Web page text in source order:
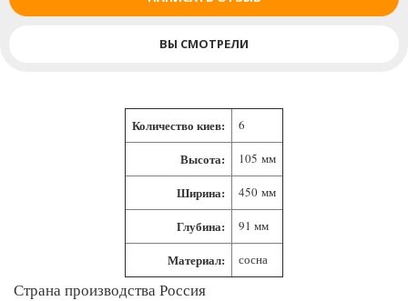
ВЫ СМОТРЕЛИ
Количество киев: 6
Высота: 105 мм
Ширина: 450 мм
Глубина: 91 мм
Материал: сосна
Страна производства Россия